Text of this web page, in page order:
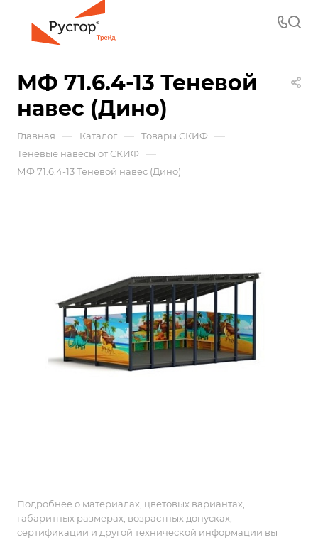
МФ 71.6.4-13 Теневой
навес (Дино)
Главная — Каталог — Товары СКИФ —
Теневые навесы от СКИФ —
МФ 71.6.4-13 Теневой навес (Дино)
Подробнее о материалах, цветовых вариантах,
габаритных размерах, возрастных допусках,
сертификации и другой технической информации вы